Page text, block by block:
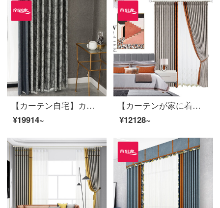
【カーテン自宅】カーテン完成品の高遮光きらびやかな星河落下窓リビングルームの高精密つなぎ合わせ定型化には、裏地LDC 20 FWC-穴あけ/カーテンヘッドを含まない(高さ2.6メートル以内で変更可能)XLのカーテンセット/ダブルオープン(適用窓の幅4.1-1.4メートル)
¥19914~
【カーテンが家に着く】高遮光製品のカーテンが軽い純色のジャカード新商品のカーテンをつなぎ合わせて、高精密リビングルームで床窓LDC 20 SSB-1201ホールをカスタマイズします。
¥12128~